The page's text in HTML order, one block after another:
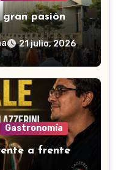
pasión
21 julio, 2026
Gastronomía
a frente